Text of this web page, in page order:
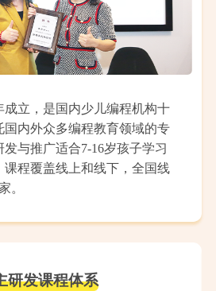
成立，是国内少儿编程机构十
国内外众多编程教育领域的专
与推广适合7-16岁孩子学习
课程覆盖线上和线下，全国线
。
研发课程体系